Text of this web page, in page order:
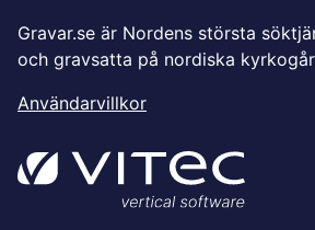
Gravar.se är Nordens största
och gravsatta på nordiska
Användarvillkor